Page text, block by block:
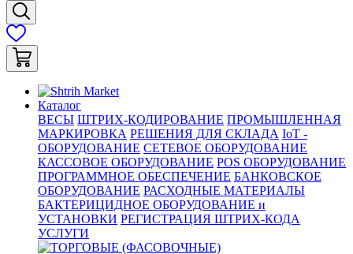
Каталог
ВЕСЫ ШТРИХ-КОДИРОВАНИЕ ПРОМЫШЛЕННАЯ
МАРКИРОВКА РЕШЕНИЯ ДЛЯ СКЛАДА IoT -
ОБОРУДОВАНИЕ СЕТЕВОЕ ОБОРУДОВАНИЕ
КАССОВОЕ ОБОРУДОВАНИЕ POS ОБОРУДОВАНИЕ
ПРОГРАММНОЕ ОБЕСПЕЧЕНИЕ БАНКОВСКОЕ
ОБОРУДОВАНИЕ РАСХОДНЫЕ МАТЕРИАЛЫ
БАКТЕРИЦИДНОЕ ОБОРУДОВАНИЕ и
УСТАНОВКИ РЕГИСТРАЦИЯ ШТРИХ-КОДА
УСЛУГИ